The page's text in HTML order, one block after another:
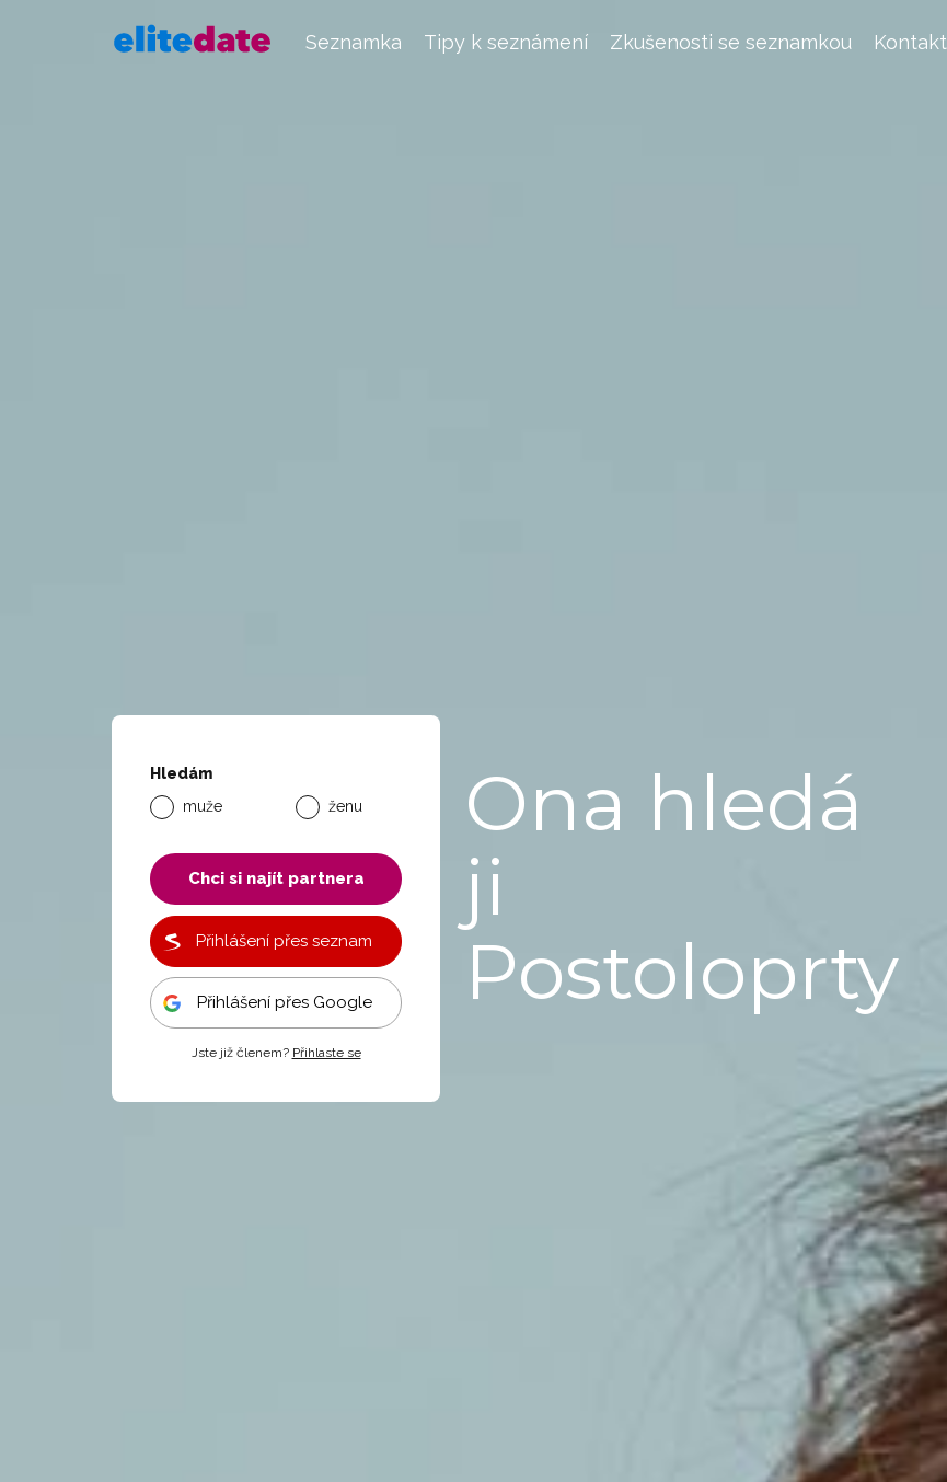
Seznamka Tipy k seznámení Zkušenosti se seznamkou Kontakt
Hledám
muže
ženu
Chci si najít partnera
Přihlášení přes seznam
Přihlášení přes Google
Jste již členem? Přihlaste se
Ona hledá
ji
Postoloprty